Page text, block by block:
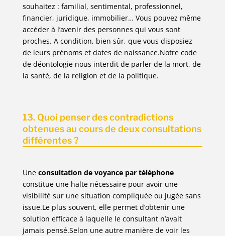
souhaitez : familial, sentimental, professionnel,
financier, juridique, immobilier… Vous pouvez même
accéder à l’avenir des personnes qui vous sont
proches. A condition, bien sûr, que vous disposiez
de leurs prénoms et dates de naissance.Notre code
de déontologie nous interdit de parler de la mort, de
la santé, de la religion et de la politique.
13. Quoi penser des contradictions
obtenues au cours de deux consultations
différentes ?
Uneconsultation de voyance par téléphone
constitue une halte nécessaire pour avoir une
visibilité sur une situation compliquée ou jugée sans
issue.Le plus souvent, elle permet d’obtenir une
solution efficace à laquelle le consultant n’avait
jamais pensé.Selon une autre manière de voir les